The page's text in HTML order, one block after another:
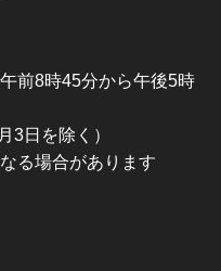
前8時45分から午後5時
3日を除く）
る場合があります